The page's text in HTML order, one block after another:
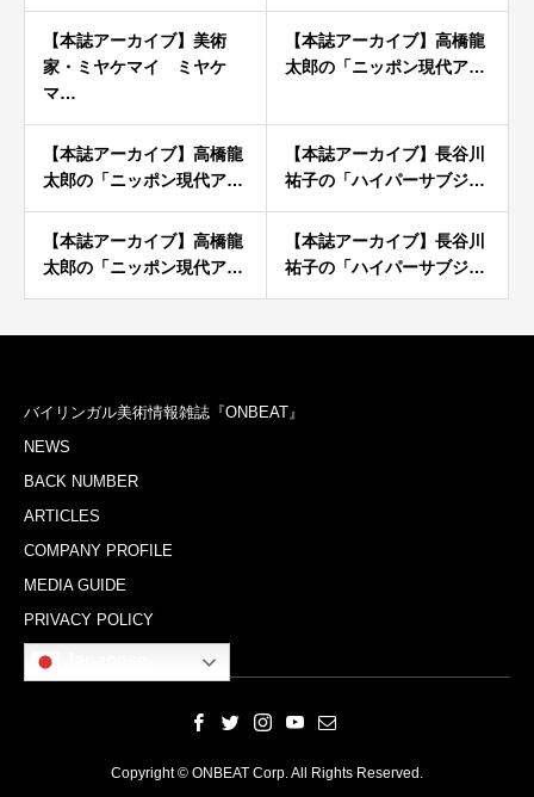
【本誌アーカイブ】美術
家・ミヤケマイ ミヤケ
マ…
【本誌アーカイブ】高橋龍
太郎の「ニッポン現代ア…
【本誌アーカイブ】高橋龍
太郎の「ニッポン現代ア…
【本誌アーカイブ】長谷川
祐子の「ハイパーサブジ…
【本誌アーカイブ】高橋龍
太郎の「ニッポン現代ア…
【本誌アーカイブ】長谷川
祐子の「ハイパーサブジ…
バイリンガル美術情報雑誌『ONBEAT』
NEWS
BACK NUMBER
ARTICLES
COMPANY PROFILE
MEDIA GUIDE
PRIVACY POLICY
Copyright © ONBEAT Corp. All Rights Reserved.